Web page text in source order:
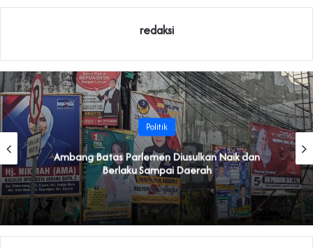
redaksi
Politik
Ambang Batas Parlemen Diusulkan Naik dan
Berlaku Sampai Daerah